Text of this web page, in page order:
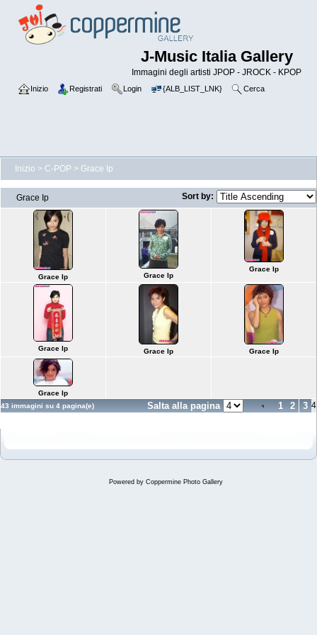
J-Music Italia Gallery
Immagini degli artisti JPOP - JROCK - KPOP
Inizio Registrati Login {ALB_LIST_LNK} Cerca
Inizio > C-POP > Grace Ip
Grace Ip Sort by:
Grace Ip Grace Ip
Grace Ip
Grace Ip Grace Ip Grace Ip
Grace Ip
43 immagini su 4 pagina(e)
Salta alla pagina 1 2 3 4
Powered by Coppermine Photo Gallery